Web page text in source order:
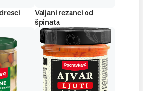
Valjani rezanci od
špinata